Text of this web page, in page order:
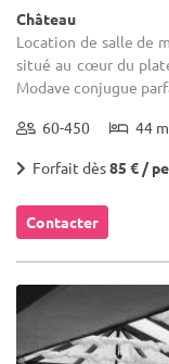
Château
Location de salle de
situé au cœur du
Modave conjugue
60-450 44
Forfait dès85 € /
Contacter